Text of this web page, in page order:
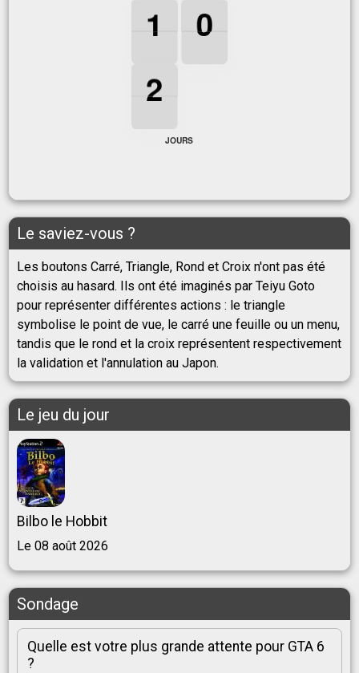
1
1
1
1 0
0
0
0
2
2
2
2
JOURS
Le saviez-vous ?
Les boutons Carré, Triangle, Rond et Croix n'ont pas été
choisis au hasard. Ils ont été imaginés par Teiyu Goto
pour représenter différentes actions : le triangle
symbolise le point de vue, le carré une feuille ou un menu,
tandis que le rond et la croix représentent respectivement
la validation et l'annulation au Japon.
Le jeu du jour
Bilbo le Hobbit
Le 08 août 2026
Sondage
Quelle est votre plus grande attente pour GTA 6
?